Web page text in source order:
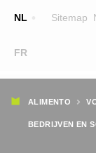
NL
FR
Sitemap
Main
navigation
ALIMENTO
BEDRIJVEN EN